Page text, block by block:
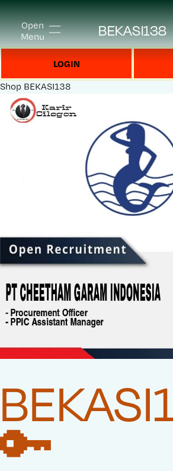
Open
Menu
BEKASI138
LOGIN
Shop BEKASI138
🔑